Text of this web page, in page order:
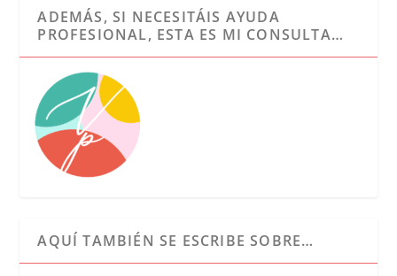
ADEMÁS, SI NECESITÁIS AYUDA
PROFESIONAL, ESTA ES MI CONSULTA…
AQUÍ TAMBIÉN SE ESCRIBE SOBRE…